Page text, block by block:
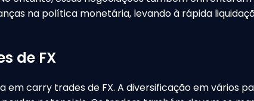
na política monetária, levando à rápida
de FX
carry trades de FX. A diversificação em vários